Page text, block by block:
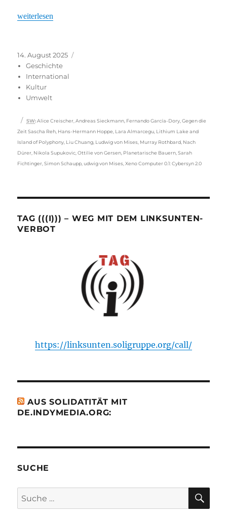
„LANDWIRTSCHAFT, KUNST UND REVOLUTION“
weiterlesen
Veröffentlicht
am
14. August 2025
Geschichte
International
Kultur
Umwelt
Schlagwörter
SW: Alice Creischer ,Andreas Sieckmann Fernando García-Dory ,Gegen die
Zeit Sascha Reh Hans-Hermann Hoppe Lara Almarcegu Lithium Lake and
Island of Polyphony Liu Chuang Ludwig von Mises Murray Rothbard Nach
Dürer Nikola Supukovic ,Ottilie von Gersen Planetarische Bauern ,Sarah
Fichtinger ,Simon Schaupp udwig von Mises ,Xeno Computer 0.1: Cybersyn 2.0
TAG (((I))) – WEG MIT DEM LINKSUNTEN-
VERBOT
https://linksunten.soligruppe.org/call/
AUS SOLIDATITÄT MIT
DE.INDYMEDIA.ORG:
SUCHE
Suche
nach: